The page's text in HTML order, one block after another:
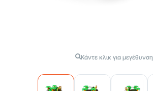
Κάντε κλικ για μεγέθυνση